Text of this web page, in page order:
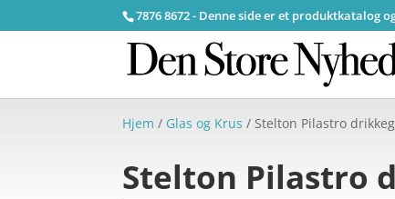
7876 8672 - Denne side er et produktkatalog
Hjem / Glas og Krus / Stelton Pilastro
Stelton Pilastro